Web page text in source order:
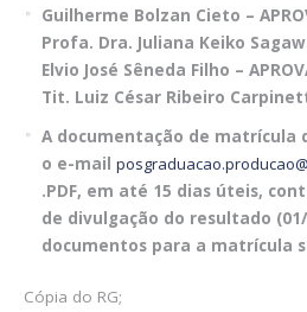
Guilherme Bolzan Cieto –
Profa. Dra. Juliana Keiko
Elvio José Sêneda Filho –
Tit. Luiz César Ribeiro
A documentação de matrícula
o e-mail
.PDF, em até 15 dias úteis,
de divulgação do resultado
documentos para a matrícula
Cópia do RG;